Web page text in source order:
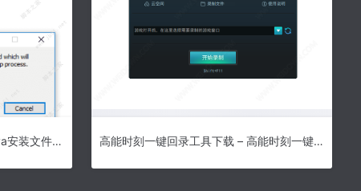
install4j破解版下载 install4j(Java安装文件生成工具) V10.0.6 英文安装免费版(含注册码) 高能时刻一键回录工具下载 – 高能时刻一键回录工具 1.7.3.0 官方版